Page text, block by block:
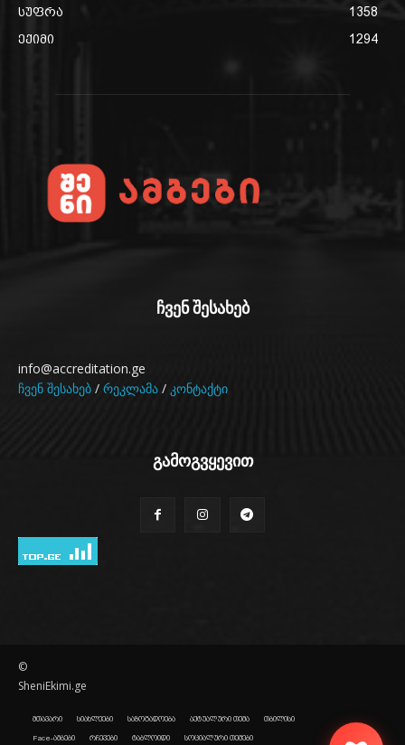
სუფრა
1358
ექიმი
1294
ჩვენ შესახებ
info@accreditation.ge
ჩვენ შესახებ / რეკლამა / კონტაქტი
გამოგვყევით
©
SheniEkimi.ge
მთავარი სიახლეები საზოგადოება აქტუალური თემა თბილისი
Face-ამბები რჩევები ტაბლოიდი სოციალური თემები